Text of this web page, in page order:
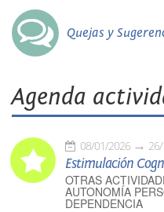
Quejas y
Agenda
08/01/2026
Estimulación
OTRAS
AUTONOMÍA
DEPENDENCIA